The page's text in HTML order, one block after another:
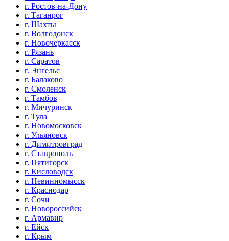
г. Ростов-на-Дону
г. Таганрог
г. Шахты
г. Волгодонск
г. Новочеркасск
г. Рязань
г. Саратов
г. Энгельс
г. Балаково
г. Смоленск
г. Тамбов
г. Мичуринск
г. Тула
г. Новомосковск
г. Ульяновск
г. Димитровград
г. Ставрополь
г. Пятигорск
г. Кисловодск
г. Невинномысск
г. Краснодар
г. Сочи
г. Новороссийск
г. Армавир
г. Ейск
г. Крым